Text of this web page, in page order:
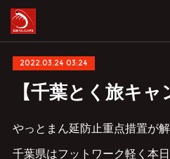
2022.03.24 03:24
【千葉とく旅キャ
やっとまん延防止重点措置が
千葉県はフットワーク軽く本